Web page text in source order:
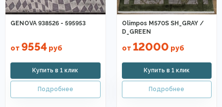
GENOVA 938526 - 595953
от 9554 руб
Olimpos M570S SH_GRAY /
D_GREEN
от 12000 руб